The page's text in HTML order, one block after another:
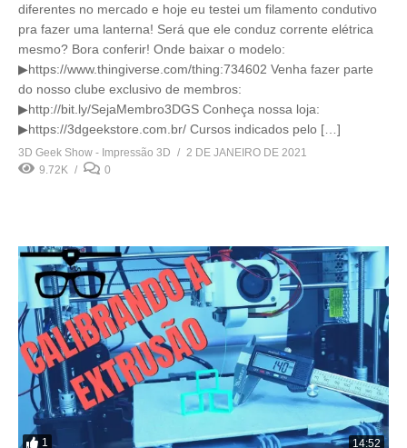
diferentes no mercado e hoje eu testei um filamento condutivo
pra fazer uma lanterna! Será que ele conduz corrente elétrica
mesmo? Bora conferir! Onde baixar o modelo:
▶https://www.thingiverse.com/thing:734602 Venha fazer parte
do nosso clube exclusivo de membros:
▶http://bit.ly/SejaMembro3DGS Conheça nossa loja:
▶https://3dgeekstore.com.br/ Cursos indicados pelo […]
3D Geek Show - Impressão 3D
2 DE JANEIRO DE 2021
9.72K
0
1 14:52